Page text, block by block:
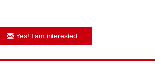
Yes! I am interested